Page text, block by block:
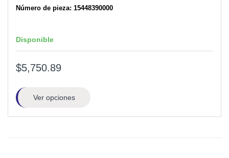
Número de pieza: 15448390000
Disponible
$5,750.89
Ver opciones